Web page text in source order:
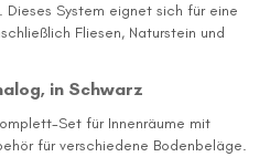
System eignet sich für eine
Fliesen, Naturstein und
in Schwarz
Set für Innenräume mit
für verschiedene Bodenbeläge.